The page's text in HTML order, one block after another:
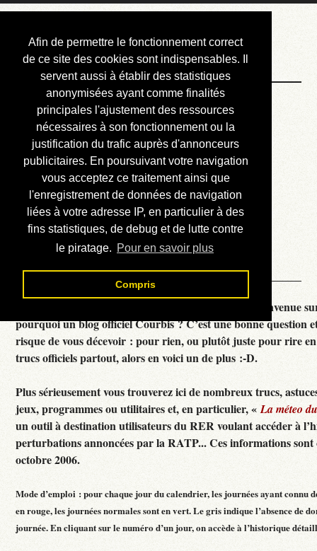
Afin de permettre le fonctionnement correct
de ce site des cookies sont indispensables. Il
servent aussi à établir des statistiques
anonymisées ayant comme finalités
principales l'ajustement des ressources
nécessaires à son fonctionnement ou la
justification du trafic auprès d'annonceurs
publicitaires. En poursuivant votre navigation
vous acceptez ce traitement ainsi que
l'enregistrement de données de navigation
liées à votre adresse IP, en particulier à des
fins statistiques, de debug et de lutte contre
le piratage. Pour en savoir plus
Compris
Courbis, « LE »
Blog Officiel
Bienvenue
Réalisations
Divers (et d’été)
Annonces
Liens externes
Téléchargement
Contact
Courbis, « LE » Blog Officiel - je vous souhaite la bienvenue
pourquoi un blog officiel Courbis ? C’est une bonne question
risque de vous décevoir : pour rien, ou plutôt juste pour rire
trucs officiels partout, alors en voici un de plus :-D.
Plus sérieusement vous trouverez ici de nombreux trucs,
jeux, programmes ou utilitaires et, en particulier, «La méteo
un outil à destination utilisateurs du RER voulant accéder à
perturbations annoncées par la RATP... Ces informations sont
octobre 2006.
Mode d’emploi : pour chaque jour du calendrier, les journées ayant connu
en rouge, les journées normales sont en vert. Le gris indique l’absence de
journée. En cliquant sur le numéro d’un jour, on accède à l’historique